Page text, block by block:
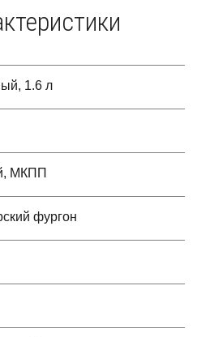
1.6 л
МКПП
фургон